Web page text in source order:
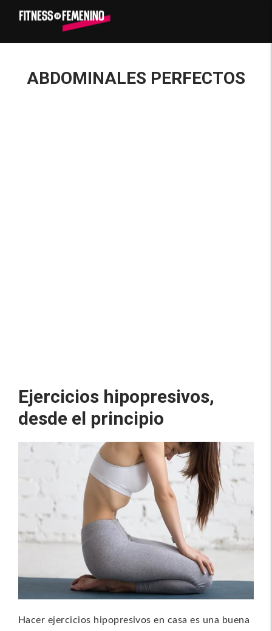
ABDOMINALES PERFECTOS
Ejercicios hipopresivos,
desde el principio
Hacer ejercicios hipopresivos en casa es una buena